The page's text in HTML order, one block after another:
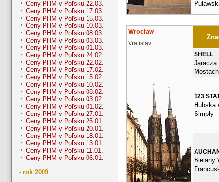
Ceny PHM v Poľsku 22.03.
Ceny PHM v Poľsku 17.03.
Ceny PHM v Poľsku 15.03.
Ceny PHM v Poľsku 10.03.
Ceny PHM v Poľsku 08.03.
Ceny PHM v Poľsku 03.03.
Ceny PHM v Poľsku 01.03.
Ceny PHM v Poľsku 24.02.
Ceny PHM v Poľsku 22.02.
Ceny PHM v Poľsku 17.02.
Ceny PHM v Poľsku 15.02.
Ceny PHM v Poľsku 10.02.
Ceny PHM v Poľsku 08.02.
Ceny PHM v Poľsku 03.02.
Ceny PHM v Poľsku 01.02.
Ceny PHM v Poľsku 27.01.
Ceny PHM v Poľsku 25.01.
Ceny PHM v Poľsku 20.01.
Ceny PHM v Poľsku 18.01.
Ceny PHM v Poľsku 13.01.
Ceny PHM v Poľsku 11.01.
Ceny PHM v Poľsku 06.01.
- rok 2009
Wrocław
Vratislav
SHELL
Jaracza
123
Hubska
Simply
Bielany